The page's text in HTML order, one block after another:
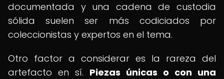
documentada y una cadena de custodia
sólida suelen ser más codiciados por
coleccionistas y expertos en el tema.
Otro factor a considerar es la rareza del
artefacto en sí. Piezas únicas o con una